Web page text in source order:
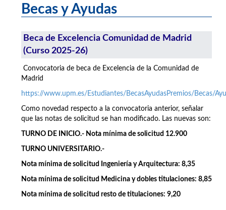
Becas y Ayudas
Beca de Excelencia Comunidad de Madrid
(Curso 2025-26)
Convocatoria de beca de Excelencia de la Comunidad de
Madrid
https://www.upm.es/Estudiantes/BecasAyudasPremios/Becas/
Como novedad respecto a la convocatoria anterior, señalar
que las notas de solicitud se han modificado. Las nuevas son:
TURNO DE INICIO.- Nota mínima de solicitud 12.900
TURNO UNIVERSITARIO.-
Nota mínima de solicitud Ingeniería y Arquitectura: 8,35
Nota mínima de solicitud Medicina y dobles titulaciones: 8,85
Nota mínima de solicitud resto de titulaciones: 9,20